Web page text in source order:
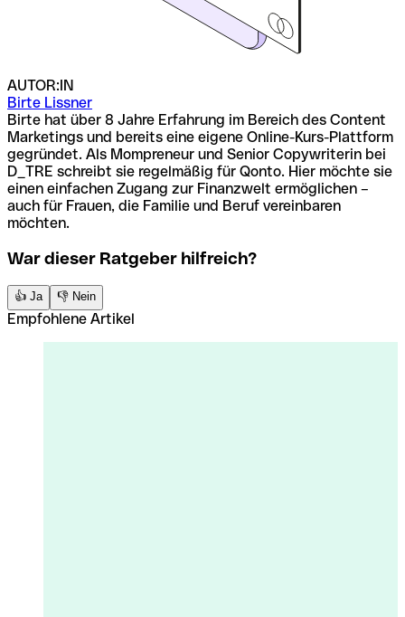
AUTOR:IN
Birte Lissner
Birte hat über 8 Jahre Erfahrung im Bereich des Content
Marketings und bereits eine eigene Online-Kurs-Plattform
gegründet. Als Mompreneur und Senior Copywriterin bei
D_TRE schreibt sie regelmäßig für Qonto. Hier möchte sie
einen einfachen Zugang zur Finanzwelt ermöglichen –
auch für Frauen, die Familie und Beruf vereinbaren
möchten.
War dieser Ratgeber hilfreich?
👍 Ja 👎 Nein
Empfohlene Artikel